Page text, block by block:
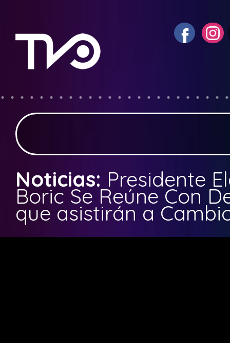
Noticias: Presidente
Boric Se Reúne Con
que asistirán a